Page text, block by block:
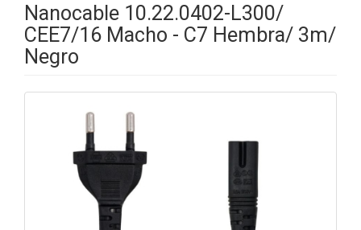
Nanocable 10.22.0402-L300/
CEE7/16 Macho - C7 Hembra/ 3m/
Negro